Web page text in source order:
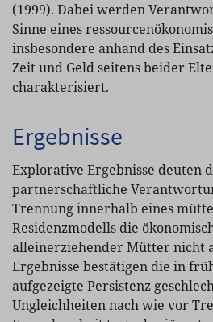
(1999). Dabei werden
Sinne eines
insbesondere anhand des
Zeit und Geld seitens beider
charakterisiert.
Ergebnisse
Explorative Ergebnisse deuten
partnerschaftliche
Trennung innerhalb eines
Residenzmodells die
alleinerziehender Mütter nicht
Ergebnisse bestätigen die in
aufgezeigte Persistenz
Ungleichheiten nach wie vor